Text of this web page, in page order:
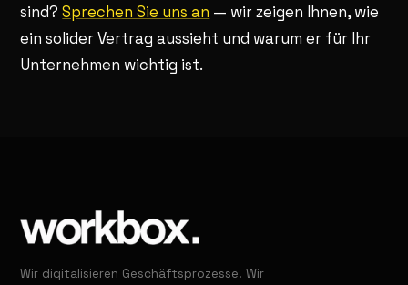
sind?Sprechen Sie uns an — wir zeigen Ihnen, wie
ein solider Vertrag aussieht und warum er für Ihr
Unternehmen wichtig ist.
Wir digitalisieren Geschäftsprozesse. Wir